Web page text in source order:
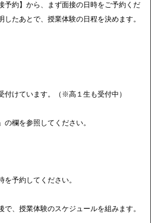
約】から、まず面接の日時をご予約くだ
たあとで、授業体験の日程を決めます。
付けています。（※高１生も受付中）
欄を参照してください。
予約してください。
、授業体験のスケジュールを組みます。